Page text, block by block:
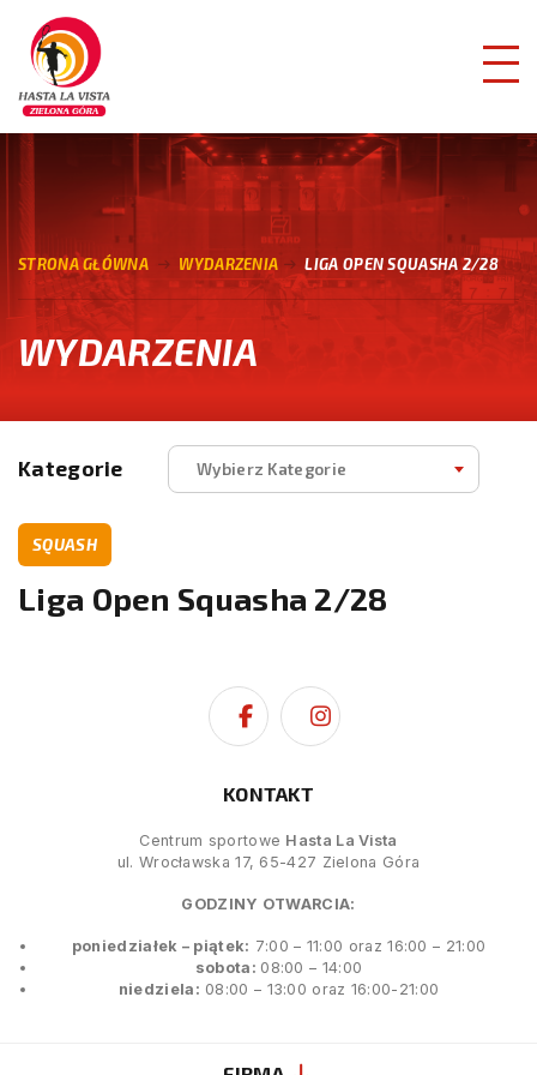
STRONA GŁÓWNA WYDARZENIA LIGA OPEN SQUASHA 2/28
WYDARZENIA
Kategorie Wybierz Kategorie
SQUASH
Liga Open Squasha 2/28
KONTAKT
Centrum sportowe Hasta La Vista
ul. Wrocławska 17, 65-427 Zielona Góra
GODZINY OTWARCIA:
poniedziałek – piątek: 7:00 – 11:00 oraz 16:00 – 21:00
sobota: 08:00 – 14:00
niedziela: 08:00 – 13:00 oraz 16:00-21:00